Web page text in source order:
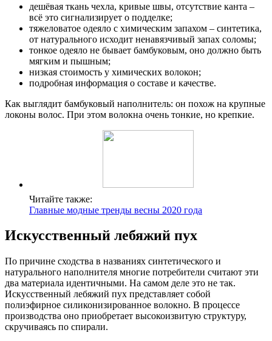
дешёвая ткань чехла, кривые швы, отсутствие канта –
всё это сигнализирует о подделке;
тяжеловатое одеяло с химическим запахом – синтетика,
от натурального исходит ненавязчивый запах соломы;
тонкое одеяло не бывает бамбуковым, оно должно быть
мягким и пышным;
низкая стоимость у химических волокон;
подробная информация о составе и качестве.
Как выглядит бамбуковый наполнитель: он похож на крупные
локоны волос. При этом волокна очень тонкие, но крепкие.
Читайте также:
Главные модные тренды весны 2020 года
Искусственный лебяжий пух
По причине сходства в названиях синтетического и
натурального наполнителя многие потребители считают эти
два материала идентичными. На самом деле это не так.
Искусственный лебяжий пух представляет собой
полиэфирное силиконизированное волокно. В процессе
производства оно приобретает высокоизвитую структуру,
скручиваясь по спирали.